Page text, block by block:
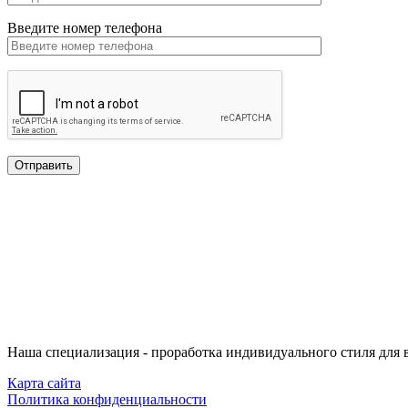
Введите номер телефона
Наша специализация - проработка индивидуального стиля
Карта сайта
Политика конфиденциальности